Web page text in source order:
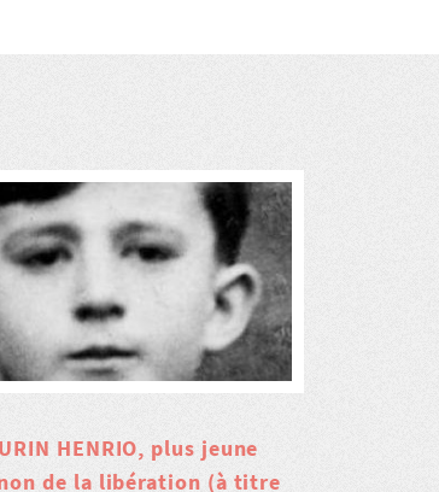
HENRIO, plus jeune
de la libération (à titre